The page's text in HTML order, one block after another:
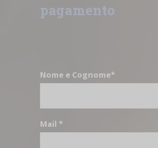
pagamento
Nome e Cognome*
Mail *